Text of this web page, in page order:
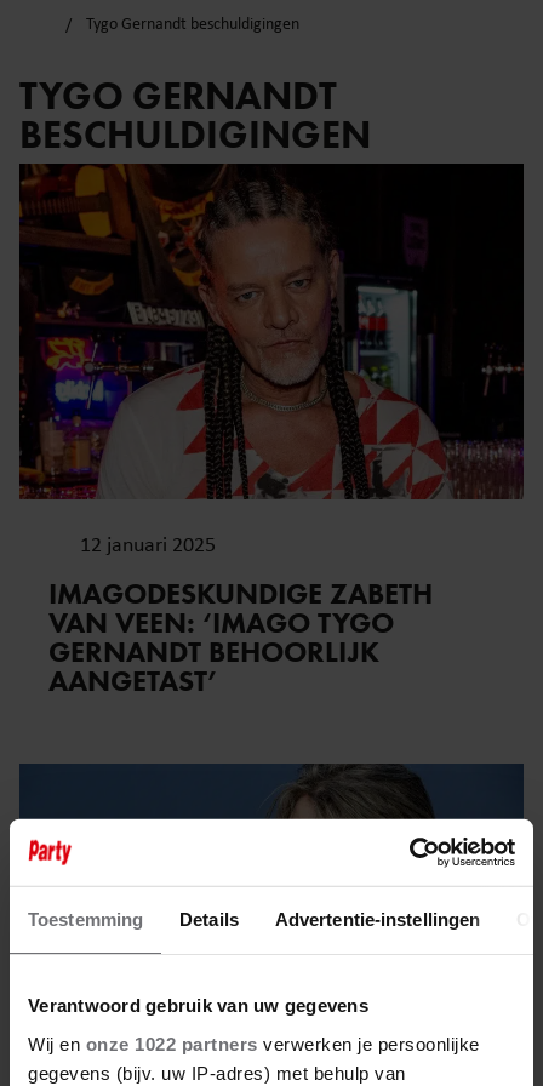
Toestemming Details Advertentie-instellingen
Verantwoord gebruik van uw gegevens
Wij en onze 1022 partners verwerken je persoonlijke
gegevens (bijv. uw IP-adres) met behulp van
Tygo Gernandt beschuldigingen
TYGO GERNANDT
BESCHULDIGINGEN
12 januari 2025
IMAGODESKUNDIGE ZABETH
VAN VEEN: ‘IMAGO TYGO
GERNANDT BEHOORLIJK
AANGETAST’